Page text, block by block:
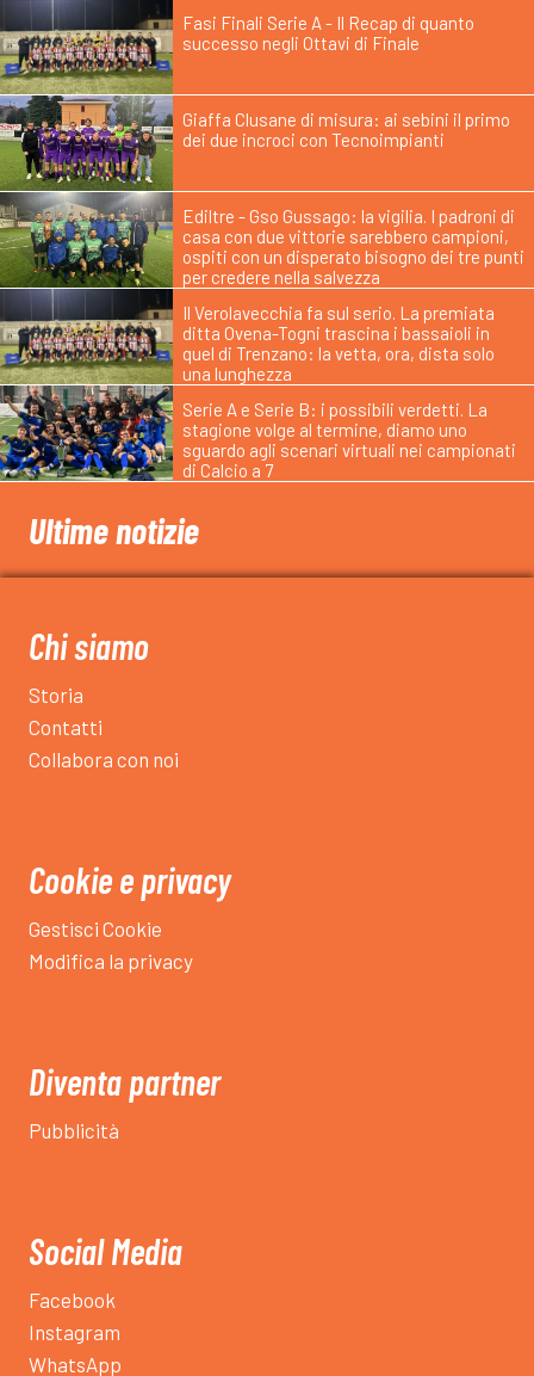
Fasi Finali Serie A - Il Recap di quanto
successo negli Ottavi di Finale
Giaffa Clusane di misura: ai sebini il primo
dei due incroci con Tecnoimpianti
Ediltre - Gso Gussago: la vigilia. I padroni di
casa con due vittorie sarebbero campioni,
ospiti con un disperato bisogno dei tre punti
per credere nella salvezza
Il Verolavecchia fa sul serio. La premiata
ditta Ovena-Togni trascina i bassaioli in
quel di Trenzano: la vetta, ora, dista solo
una lunghezza
Serie A e Serie B: i possibili verdetti. La
stagione volge al termine, diamo uno
sguardo agli scenari virtuali nei campionati
di Calcio a 7
Ultime notizie
Chi siamo
Storia
Contatti
Collabora con noi
Cookie e privacy
Gestisci Cookie
Modifica la privacy
Diventa partner
Pubblicità
Social Media
Facebook
Instagram
WhatsApp